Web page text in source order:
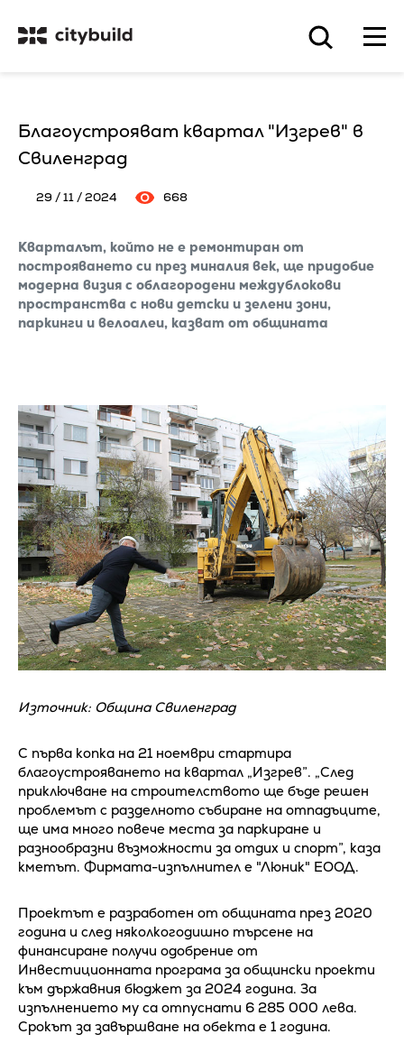
Благоустрояват квартал "Изгрев" в
Свиленград
29 / 11 / 2024 668
Кварталът, който не е ремонтиран от
построяването си през миналия век, ще придобие
модерна визия с облагородени междублокови
пространства с нови детски и зелени зони,
паркинги и велоалеи, казват от общината
Източник: Община Свиленград
С първа копка на 21 ноември стартира
благоустрояването на квартал „Изгрев”. „След
приключване на строителството ще бъде решен
проблемът с разделното събиране на отпадъците,
ще има много повече места за паркиране и
разнообразни възможности за отдих и спорт”, каза
кметът. Фирмата-изпълнител е "Люник" ЕООД.
Проектът е разработен от общината през 2020
година и след няколкогодишно търсене на
финансиране получи одобрение от
Инвестиционната програма за общински проекти
към държавния бюджет за 2024 година. За
изпълнението му са отпуснати 6 285 000 лева.
Срокът за завършване на обекта е 1 година.